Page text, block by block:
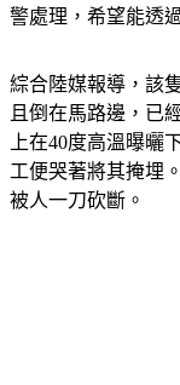
警處理，希望能透
綜合陸媒報導，該
且倒在馬路邊，已
上在40度高溫曝曬
工便哭著將其掩埋
被人一刀砍斷。